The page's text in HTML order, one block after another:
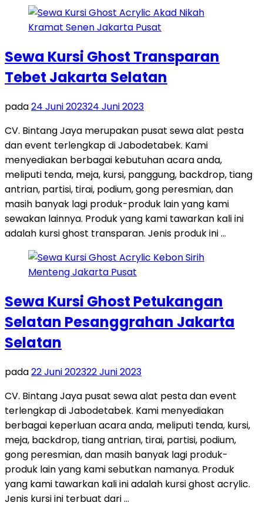
Sewa Kursi Ghost Transparan
Tebet Jakarta Selatan
pada24 Juni 202324 Juni 2023
CV. Bintang Jaya merupakan pusat sewa alat pesta
dan event terlengkap di Jabodetabek. Kami
menyediakan berbagai kebutuhan acara anda,
meliputi tenda, meja, kursi, panggung, backdrop, tiang
antrian, partisi, tirai, podium, gong peresmian, dan
masih banyak lagi produk-produk lain yang kami
sewakan lainnya. Produk yang kami tawarkan kali ini
adalah kursi ghost transparan. Jenis produk ini …
Sewa Kursi Ghost Petukangan
Selatan Pesanggrahan Jakarta
Selatan
pada22 Juni 202322 Juni 2023
CV. Bintang Jaya pusat sewa alat pesta dan event
terlengkap di Jabodetabek. Kami menyediakan
berbagai keperluan acara anda, meliputi tenda, kursi,
meja, backdrop, tiang antrian, tirai, partisi, podium,
gong peresmian, dan masih banyak lagi produk-
produk lain yang kami sebutkan namanya. Produk
yang kami tawarkan kali ini adalah kursi ghost acrylic.
Jenis kursi ini terbuat dari …